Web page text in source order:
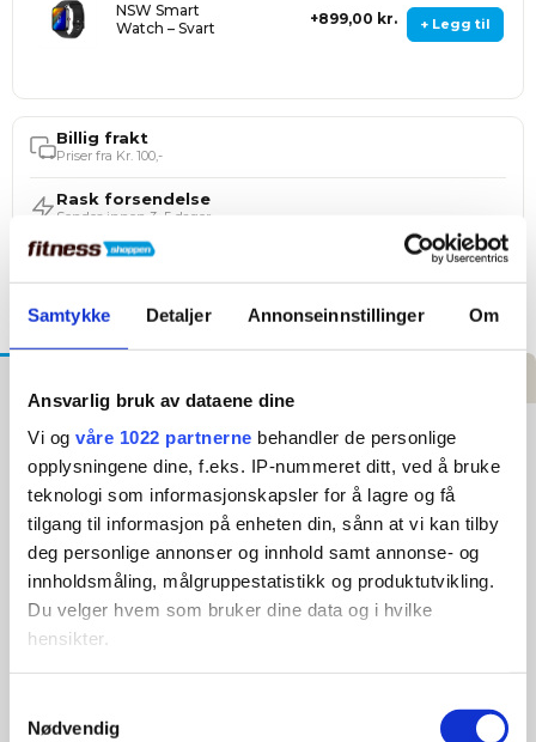
Samtykke Detaljer Annonseinnstillinger Om
Ansvarlig bruk av dataene dine
Vi og våre 1022 partnerne behandler de personlige
opplysningene dine, f.eks. IP-nummeret ditt, ved å bruke
teknologi som informasjonskapsler for å lagre og få
tilgang til informasjon på enheten din, sånn at vi kan tilby
deg personlige annonser og innhold samt annonse- og
innholdsmåling, målgruppestatistikk og produktutvikling.
Du velger hvem som bruker dine data og i hvilke
hensikter.
Innhente informasjon om den geografiske
Nødvendig
+ Legg til
NSW Smart
Watch – Svart
899,00 kr.
Billig frakt
Priser fra Kr. 100,-
Rask forsendelse
Sendes innen 3–5 dager
Høy kundetilfredshet
ASG Mini Massagepistol
Slutt fred med såre muskler med ASG
massasjepistolen!
Er tretthet og spenning etter trening din daglige følgesvenn?
ASG massasjepistolen er din redning for å varme opp
musklene før eller etter trening, noe som reduserer smerter
og spenninger i kroppen.
Fordel:
løsningen for å løsne stramme muskler og redusere stress. 🔄